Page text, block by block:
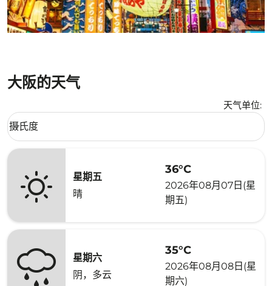
大阪的天气
天气单位:
Weather unit option 摄氏度 Selected
摄氏度
keyboard_arrow_down
星期五
晴
36°C
2026年08月07日(星
期五)
星期六
阴，多云
35°C
2026年08月08日(星
期六)